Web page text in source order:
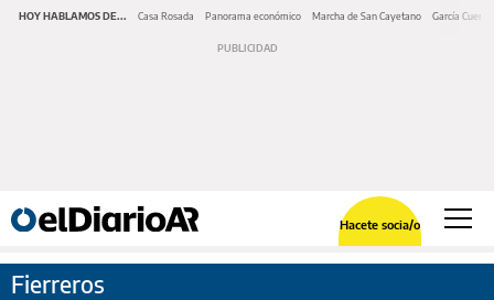
HOY HABLAMOS DE... Casa Rosada Panorama económico Marcha de San Cayetano García Cuerva
Hacete socia/o
Fierreros